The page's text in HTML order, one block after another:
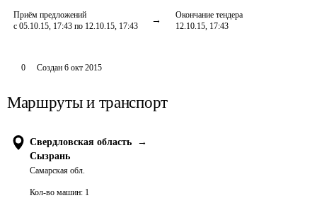
Приём предложений
с 05.10.15, 17:43 по 12.10.15, 17:43
Окончание тендера
12.10.15, 17:43
0 Создан 6 окт 2015
Маршруты и транспорт
Свердловская область
→
Сызрань
Самарская обл.
Кол-во машин: 1